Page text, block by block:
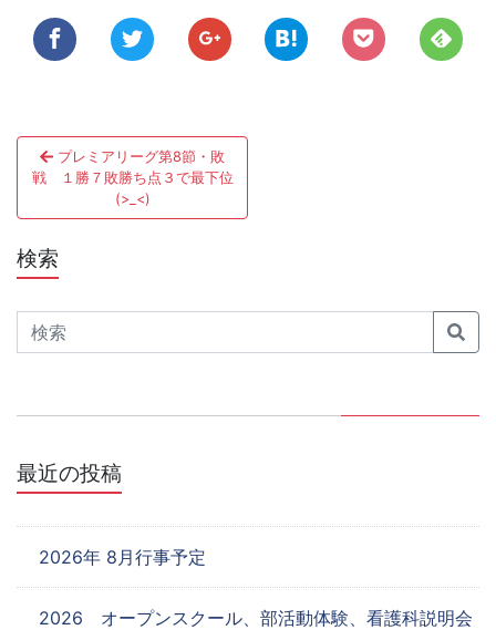
投
稿
ナ
ビ
ゲ
ー
ョ
ン
プレミアリーグ第8節・敗
戦 １勝７敗勝ち点３で最下位
(>_<)
検索
Search
最近の投稿
2026年 8月行事予定
2026 オープンスクール、部活動体験、看護科説明会